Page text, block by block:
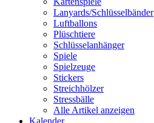
Lanyards/Schlüsselbänder
Luftballons
Plüschtiere
Schlüsselanhänger
Spiele
Spielzeuge
Stickers
Streichhölzer
Stressbälle
Alle Artikel anzeigen
Kalender